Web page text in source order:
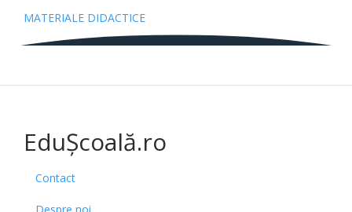
MATERIALE DIDACTICE
EduȘcoală.ro
Contact